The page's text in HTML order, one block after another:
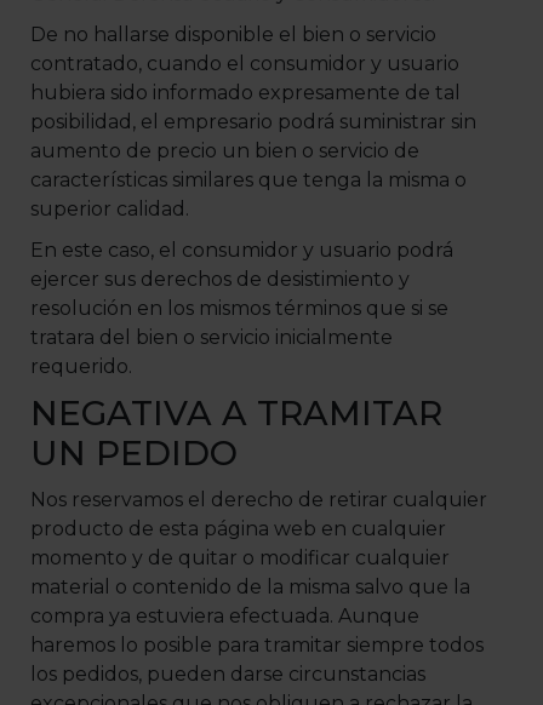
De no hallarse disponible el bien o servicio
contratado, cuando el consumidor y usuario
hubiera sido informado expresamente de tal
posibilidad, el empresario podrá suministrar sin
aumento de precio un bien o servicio de
características similares que tenga la misma o
superior calidad.
En este caso, el consumidor y usuario podrá
ejercer sus derechos de desistimiento y
resolución en los mismos términos que si se
tratara del bien o servicio inicialmente
requerido.
NEGATIVA A TRAMITAR
UN PEDIDO
Nos reservamos el derecho de retirar cualquier
producto de esta página web en cualquier
momento y de quitar o modificar cualquier
material o contenido de la misma salvo que la
compra ya estuviera efectuada. Aunque
haremos lo posible para tramitar siempre todos
los pedidos, pueden darse circunstancias